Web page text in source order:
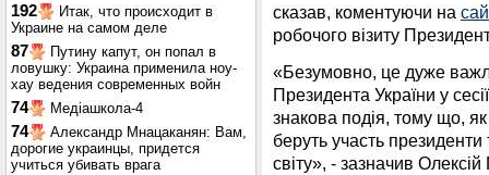
192
Итак, что происходит в
Украине на самом деле
87
Путину капут, он попал в
ловушку: Украина применила ноу-
хау ведения современных войн
74 Медіашкола-4
74
Александр Мнацаканян: Вам,
дорогие украинцы, придется
учиться убивать врага
сказав, коментуючи на
робочого візиту
«Безумовно, це дуже
Президента України у
знакова подія, тому що, як
беруть участь президенти
світу», - зазначив Олексій